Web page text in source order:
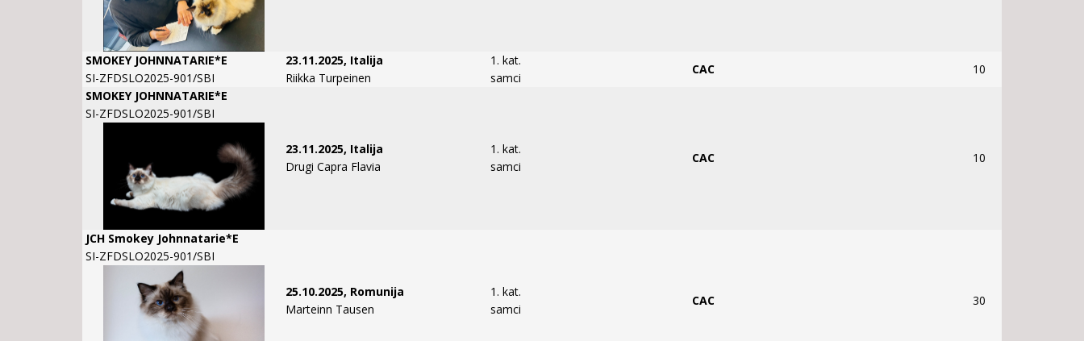
SMOKEY JOHNNATARIE*E
SI-ZFDSLO2025-901/SBI
23.11.2025, Italija
Riikka Turpeinen
1. kat.
samci
CAC
10
SMOKEY JOHNNATARIE*E
SI-ZFDSLO2025-901/SBI
23.11.2025, Italija
Drugi Capra Flavia
1. kat.
samci
CAC 10
JCH Smokey Johnnatarie*E
SI-ZFDSLO2025-901/SBI
25.10.2025, Romunija
Marteinn Tausen
1. kat.
samci
CAC 30